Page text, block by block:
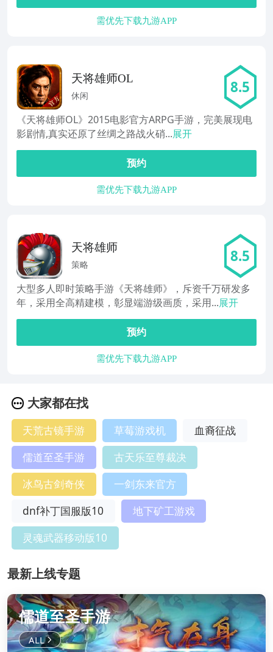
需优先下载九游APP
天将雄师OL
休闲 8.5
《天将雄师OL》2015电影官方ARPG手游，完美展现电
影剧情,真实还原了丝绸之路战火硝...展开
预约
需优先下载九游APP
天将雄师
策略 8.5
大型多人即时策略手游《天将雄师》，斥资千万研发多
年，采用全高精建模，彰显端游级画质，采用...展开
预约
需优先下载九游APP
大家都在找
天荒古镜手游 草莓游戏机
血裔征战
儒道至圣手游
古天乐至尊裁决
冰鸟古剑奇侠
一剑东来官方
dnf补丁国服版10
地下矿工游戏
灵魂武器移动版10
最新上线专题
儒道至圣手游